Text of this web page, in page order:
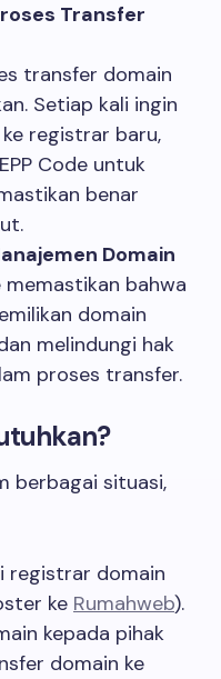
Transfer
transfer domain
Setiap kali ingin
registrar baru,
Code untuk
benar
Domain
memastikan bahwa
domain
melindungi hak
proses transfer.
berbagai situasi,
registrar domain
ke Rumahweb).
kepada pihak
domain ke